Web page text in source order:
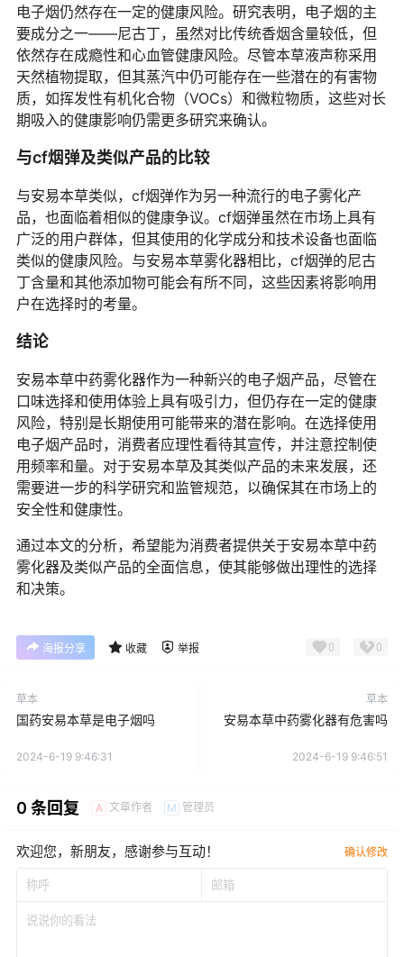
电子烟仍然存在一定的健康风险。研究表明，电子烟的主
要成分之一——尼古丁，虽然对比传统香烟含量较低，但
依然存在成瘾性和心血管健康风险。尽管本草液声称采用
天然植物提取，但其蒸汽中仍可能存在一些潜在的有害物
质，如挥发性有机化合物（VOCs）和微粒物质，这些对长
期吸入的健康影响仍需更多研究来确认。
与cf烟弹及类似产品的比较
与安易本草类似，cf烟弹作为另一种流行的电子雾化产
品，也面临着相似的健康争议。cf烟弹虽然在市场上具有
广泛的用户群体，但其使用的化学成分和技术设备也面临
类似的健康风险。与安易本草雾化器相比，cf烟弹的尼古
丁含量和其他添加物可能会有所不同，这些因素将影响用
户在选择时的考量。
结论
安易本草中药雾化器作为一种新兴的电子烟产品，尽管在
口味选择和使用体验上具有吸引力，但仍存在一定的健康
风险，特别是长期使用可能带来的潜在影响。在选择使用
电子烟产品时，消费者应理性看待其宣传，并注意控制使
用频率和量。对于安易本草及其类似产品的未来发展，还
需要进一步的科学研究和监管规范，以确保其在市场上的
安全性和健康性。
通过本文的分析，希望能为消费者提供关于安易本草中药
雾化器及类似产品的全面信息，使其能够做出理性的选择
和决策。
海报分享 收藏 举报 0 0
草本
国药安易本草是电子烟吗
2024-6-19 9:46:31
草本
安易本草中药雾化器有危害吗
2024-6-19 9:46:51
0 条回复 A 文章作者 M 管理员
欢迎您，新朋友，感谢参与互动！ 确认修改